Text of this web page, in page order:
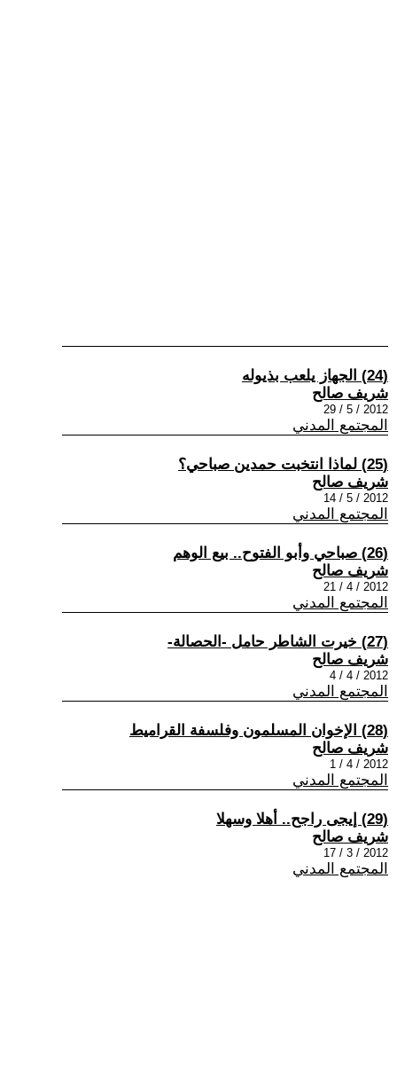
(24) الجهاز يلعب بذيوله
شريف صالح
2012 / 5 / 29
المجتمع المدني
(25) لماذا انتخبت حمدين صباحي؟
شريف صالح
2012 / 5 / 14
المجتمع المدني
(26) صباحي وأبو الفتوح.. بيع الوهم
شريف صالح
2012 / 4 / 21
المجتمع المدني
(27) خيرت الشاطر حامل -الحصالة-
شريف صالح
2012 / 4 / 4
المجتمع المدني
(28) الإخوان المسلمون وفلسفة القراميط
شريف صالح
2012 / 4 / 1
المجتمع المدني
(29) إيجى راجح.. أهلا وسهلا
شريف صالح
2012 / 3 / 17
المجتمع المدني